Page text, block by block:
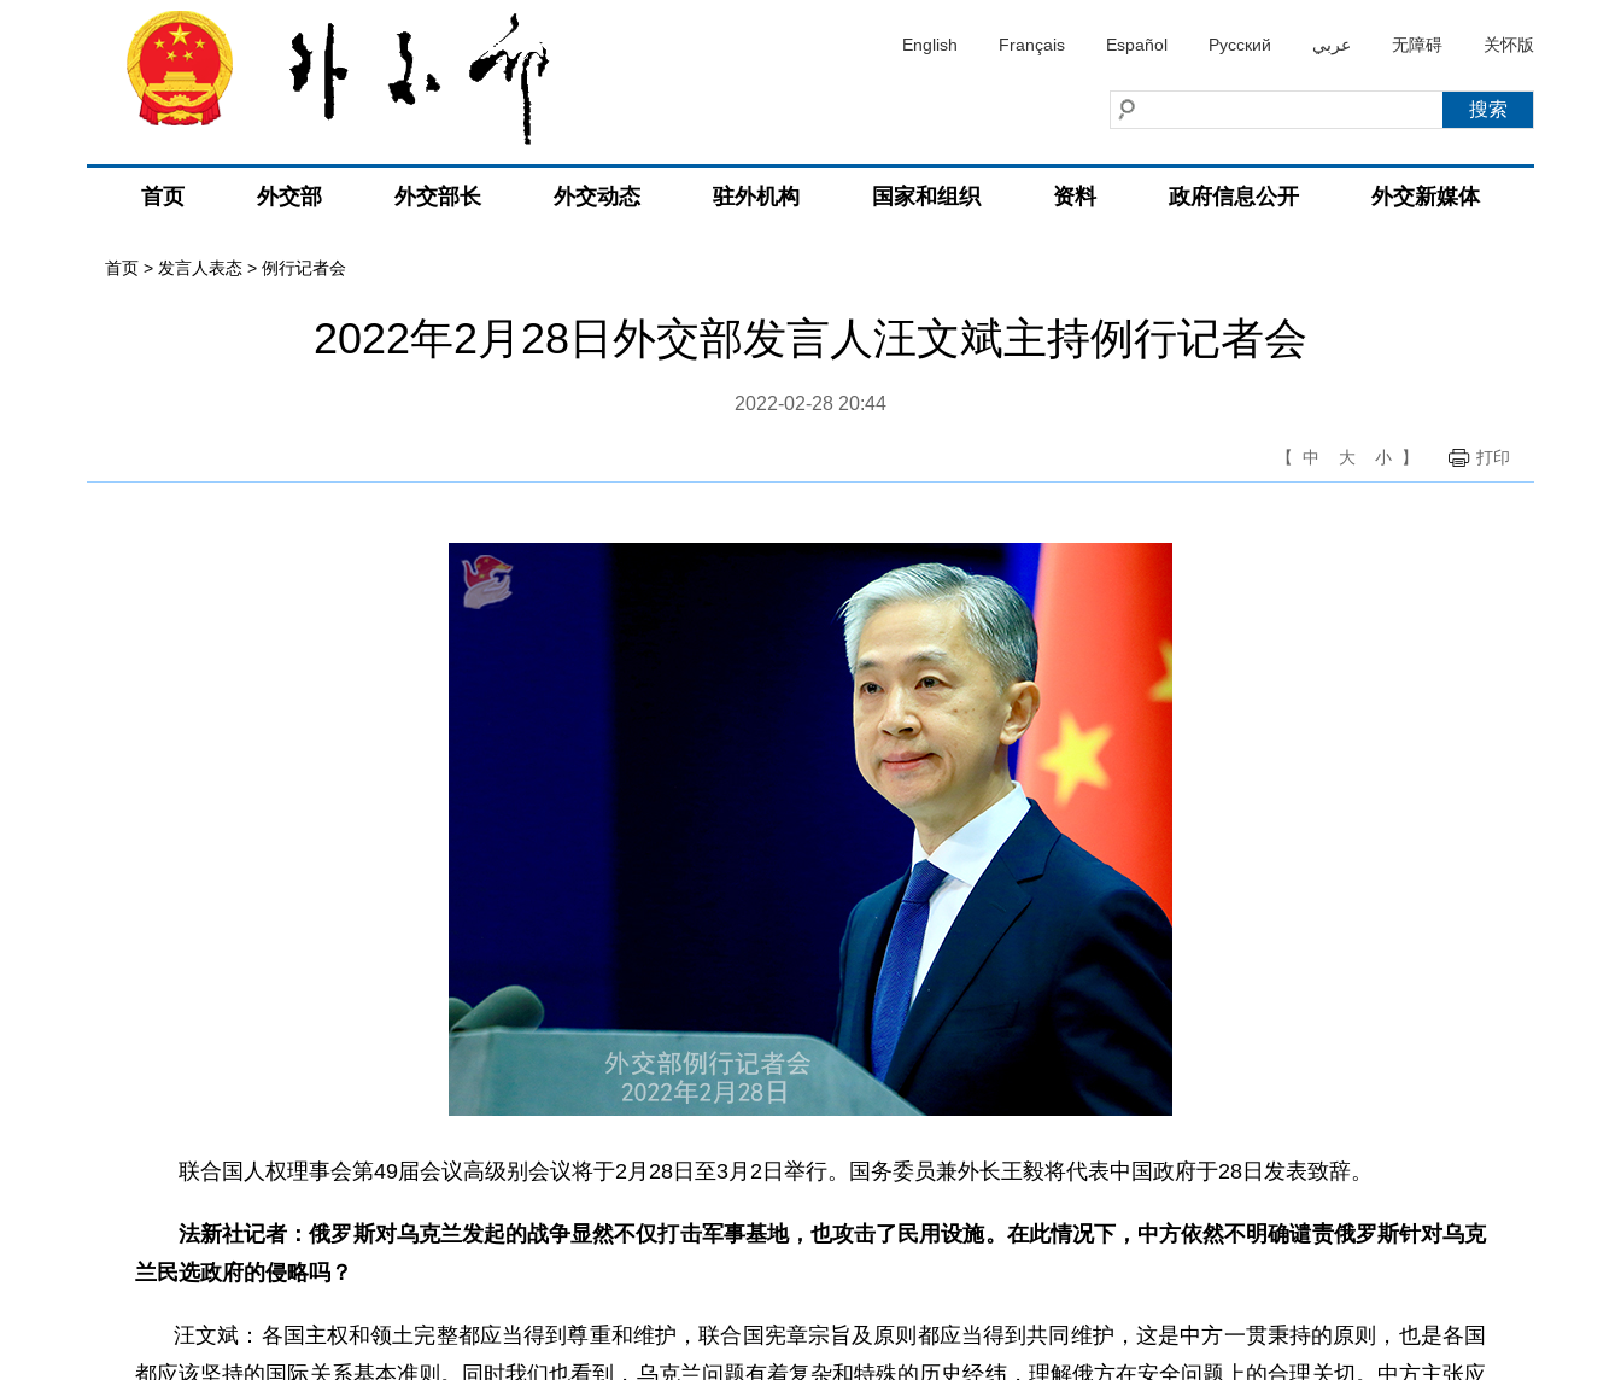
English Français Español Русский عربي 无障碍 关怀版
首页 外交部 外交部长 外交动态 驻外机构 国家和组织 资料 政府信息公开 外交新媒体
首页 > 发言人表态 > 例行记者会
2022年2月28日外交部发言人汪文斌主持例行记者会
2022-02-28 20:44
【 中 大 小 】 打印
联合国人权理事会第49届会议高级别会议将于2月28日至3月2日举行。国务委员兼外长王毅将代表中国政府于28日发表致辞。
法新社记者：俄罗斯对乌克兰发起的战争显然不仅打击军事基地，也攻击了民用设施。在此情况下，中方依然不明确谴责俄罗斯针对乌克
兰民选政府的侵略吗？
汪文斌：各国主权和领土完整都应当得到尊重和维护，联合国宪章宗旨及原则都应当得到共同维护，这是中方一贯秉持的原则，也是各国
都应该坚持的国际关系基本准则。同时我们也看到，乌克兰问题有着复杂和特殊的历史经纬，理解俄方在安全问题上的合理关切。中方主张应